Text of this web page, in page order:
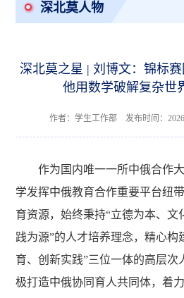
深北莫人物
深北莫之星 | 刘博文：锦标
他用数学破解复杂世
作者：学生工作部 发布时间：
作为国内唯一一所中俄合作
学发挥中俄教育合作重要平台纽
育资源，始终秉持“立德为本、文
践为源”的人才培养理念，精心构
育、创新实践”三位一体的高层次
极打造中俄协同育人共同体，着